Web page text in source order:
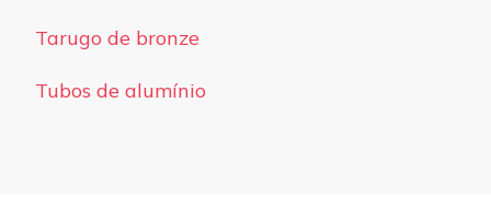
Tarugo de bronze
Tubos de alumínio